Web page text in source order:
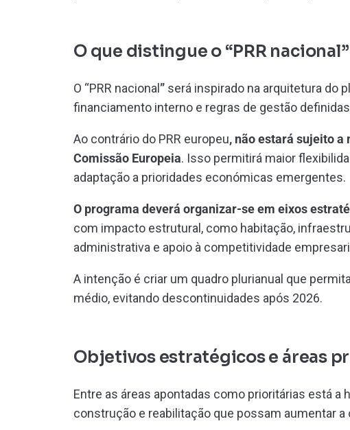
O que distingue o “PRR
O “PRR nacional” será inspirado na arquitetura do
financiamento interno e regras de gestão
Ao contrário do PRR europeu, não estará sujeito a
Comissão Europeia. Isso permitirá maior
adaptação a prioridades económicas emergentes.
O programa deverá organizar-se em eixos
com impacto estrutural, como habitação,
administrativa e apoio à competitividade
A intenção é criar um quadro plurianual que
médio, evitando descontinuidades após 2026.
Objetivos estratégicos e áreas
Entre as áreas apontadas como prioritárias está a
construção e reabilitação que possam aumentar a